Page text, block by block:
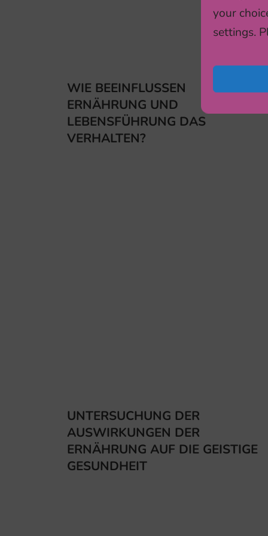
your
settings.
WIE BEEINFLUSSEN
ERNÄHRUNG UND
LEBENSFÜHRUNG DAS
VERHALTEN?
UNTERSUCHUNG DER
AUSWIRKUNGEN DER
ERNÄHRUNG AUF DIE GEISTIGE
GESUNDHEIT